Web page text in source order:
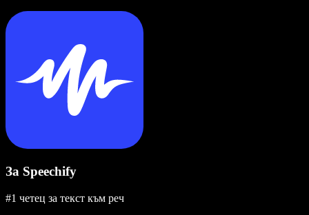
За Speechify
#1 четец за текст към реч